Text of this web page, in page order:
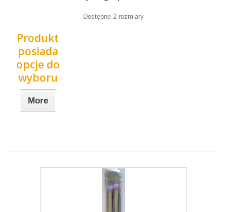
Dostępne 2 rozmiary
Produkt
posiada
opcje do
wyboru
More